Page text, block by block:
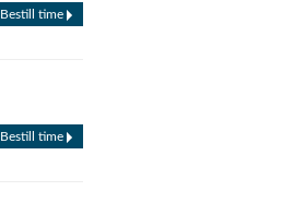
Bestill time
Bestill time